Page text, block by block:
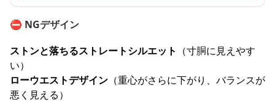
⛔ NGデザイン
ストンと落ちるストレートシルエット （寸胴に見えやす
い）
ローウエストデザイン （重心がさらに下がり、バランスが
悪く見える）